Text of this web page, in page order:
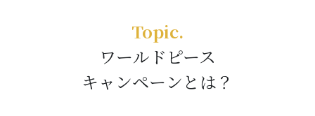
Topic.
ワールドピース
キャンペーンとは？